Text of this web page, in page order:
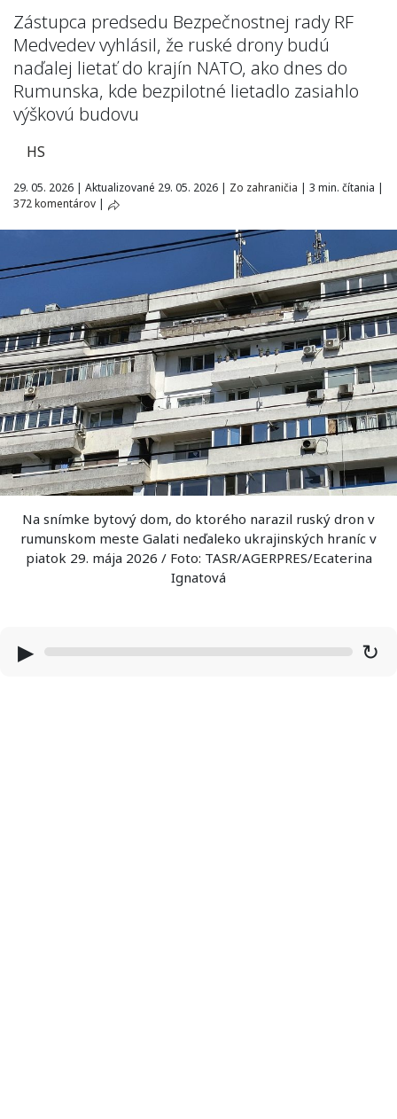
Zástupca predsedu Bezpečnostnej rady RF
Medvedev vyhlásil, že ruské drony budú
naďalej lietať do krajín NATO, ako dnes do
Rumunska, kde bezpilotné lietadlo zasiahlo
výškovú budovu
HS
29. 05. 2026 | Aktualizované 29. 05. 2026 | Zo zahraničia | 3 min. čítania |
372 komentárov |
Na snímke bytový dom, do ktorého narazil ruský dron v
rumunskom meste Galati neďaleko ukrajinských hraníc v
piatok 29. mája 2026 / Foto: TASR/AGERPRES/Ecaterina
Ignatová
▶ ↻